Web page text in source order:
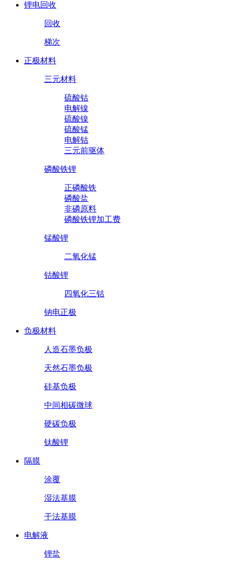
锂电回收
回收
梯次
正极材料
三元材料
硫酸钴
电解镍
硫酸镍
硫酸锰
电解钴
三元前驱体
磷酸铁锂
正磷酸铁
磷酸盐
非磷原料
磷酸铁锂加工费
锰酸锂
二氧化锰
钴酸锂
四氧化三钴
钠电正极
负极材料
人造石墨负极
天然石墨负极
硅基负极
中间相碳微球
硬碳负极
钛酸锂
隔膜
涂覆
湿法基膜
干法基膜
电解液
锂盐